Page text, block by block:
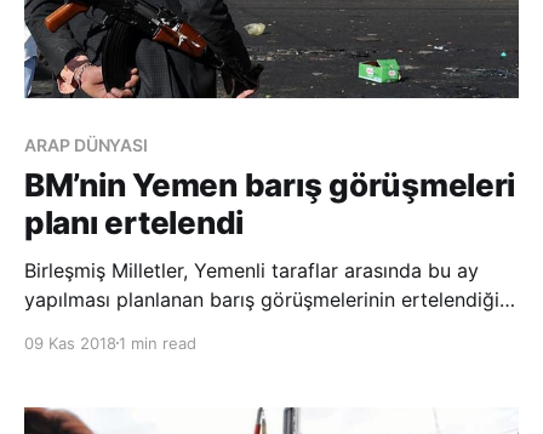
ARAP DÜNYASI
BM’nin Yemen barış görüşmeleri
planı ertelendi
Birleşmiş Milletler, Yemenli taraflar arasında bu ay
yapılması planlanan barış görüşmelerinin ertelendiğini
Hak, yaptığı basın açıklamasında, BM Yemen Özel
Yemenli taraflar arasında gerçekleşti
09 Kas 2018 1 min read